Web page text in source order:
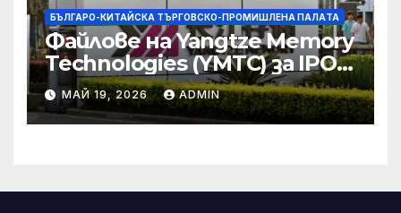
БЪЛГАРО-КИТАЙСКА ТЪРГОВСКО-ПРОМИШЛЕНА ПАЛAТА
Файлове на Yangtze Memory
Technologies (YMTC) за IPO
на STAR Market
МАЙ 19, 2026 ADMIN